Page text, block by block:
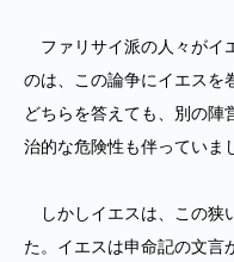
ファリサイ派の人々がイ
のは、この論争にイエスを
どちらを答えても、別の陣
治的な危険性も伴っていま
しかしイエスは、この狭
た。イエスは申命記の文言